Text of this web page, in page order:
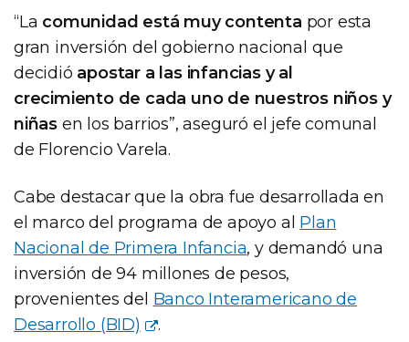
“La comunidad está muy contenta por esta
gran inversión del gobierno nacional que
decidió apostar a las infancias y al
crecimiento de cada uno de nuestros niños y
niñas en los barrios”, aseguró el jefe comunal
de Florencio Varela.
Cabe destacar que la obra fue desarrollada en
el marco del programa de apoyo al Plan
Nacional de Primera Infancia, y demandó una
inversión de 94 millones de pesos,
provenientes del Banco Interamericano de
Desarrollo (BID)
.